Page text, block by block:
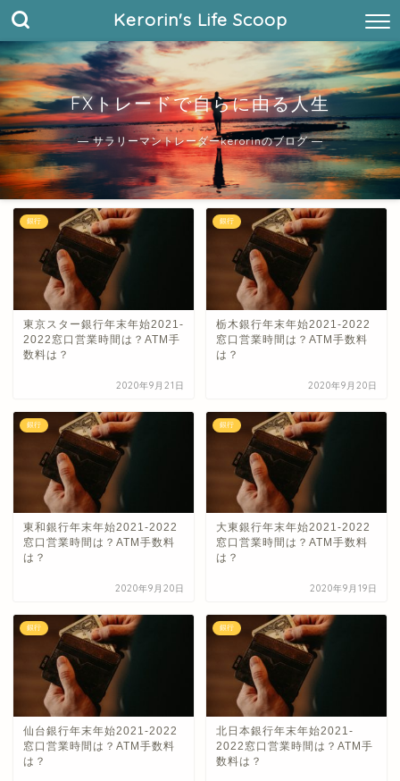
Kerorin's Life Scoop
FXトレードで自らに由る人生
― サラリーマントレーダーkerorinのブログ ―
銀行
東京スター銀行年末年始2021-
2022窓口営業時間は？ATM手
数料は？
2020年9月21日
銀行
栃木銀行年末年始2021-2022
窓口営業時間は？ATM手数料
は？
2020年9月20日
銀行
東和銀行年末年始2021-2022
窓口営業時間は？ATM手数料
は？
2020年9月20日
銀行
大東銀行年末年始2021-2022
窓口営業時間は？ATM手数料
は？
2020年9月19日
銀行
仙台銀行年末年始2021-2022
窓口営業時間は？ATM手数料
は？
銀行
北日本銀行年末年始2021-
2022窓口営業時間は？ATM手
数料は？